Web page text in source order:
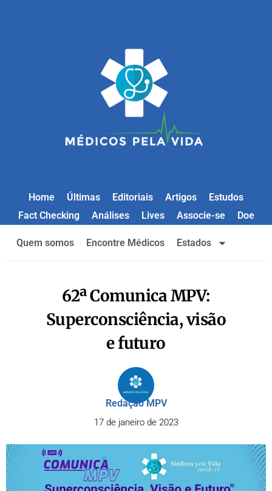
Home Últimas Editoriais Artigos
Estudos
Fact Checking
Análises Lives Associe-se Doe
Quem somos Encontre Médicos Estados
62ª Comunica MPV:
Superconsciência, visão
e futuro
Redação MPV
17 de janeiro de 2023